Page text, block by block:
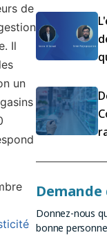
de
Il
un
Donnez-nous
bonne